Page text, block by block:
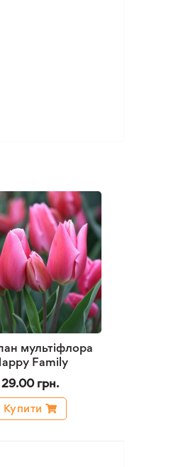
мультіфлора
Family
29.00 грн.
Купити